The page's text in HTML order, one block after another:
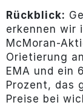
Rückblick:
erkennen wir
McMoran-
Orietierung
EMA und ein
Prozent, das
Preise bei